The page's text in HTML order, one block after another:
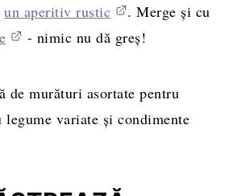
un aperitiv rustic
. Merge și cu
- nimic nu dă greș!